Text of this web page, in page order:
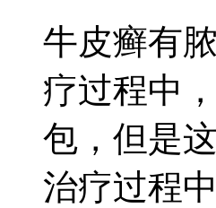
牛皮癣有
疗过程中
包，但是
治疗过程